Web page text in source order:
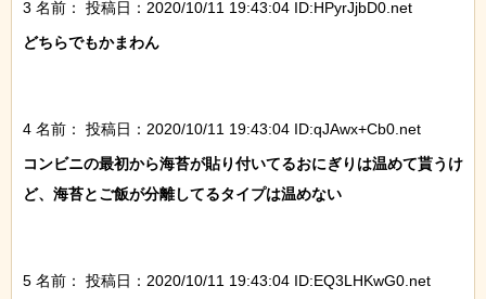
3 名前：
投稿日：2020/10/11 19:43:04 ID:HPyrJjbD0.net
どちらでもかまわん
4 名前：
投稿日：2020/10/11 19:43:04 ID:qJAwx+Cb0.net
コンビニの最初から海苔が貼り付いてるおにぎりは温めて貰うけ
ど、海苔とご飯が分離してるタイプは温めない
5 名前：
投稿日：2020/10/11 19:43:04 ID:EQ3LHKwG0.net